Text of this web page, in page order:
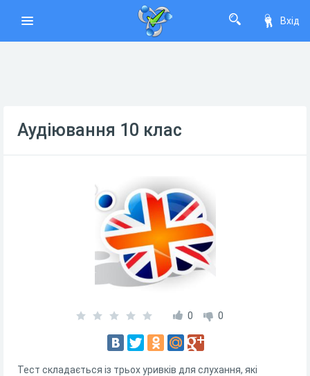
Вхід
Аудіювання 10 клас
0 0
Тест складається із трьох уривків для слухання, які